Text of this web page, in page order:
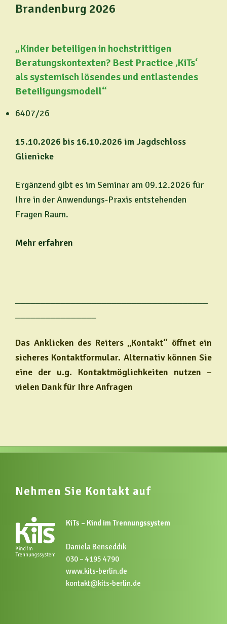
Brandenburg 2026
„Kinder beteiligen in hochstrittigen
Beratungskontexten? Best Practice ‚KiTs‘
als systemisch lösendes und entlastendes
Beteiligungsmodell“
6407/26
15.10.2026 bis 16.10.2026 im Jagdschloss
Glienicke
Ergänzend gibt es im Seminar am 09.12.2026 für
Ihre in der Anwendungs-Praxis entstehenden
Fragen Raum.
Mehr erfahren
Das Anklicken des Reiters „Kontakt“ öffnet ein
sicheres Kontaktformular. Alternativ können Sie
eine deru.g. Kontaktmöglichkeiten nutzen –
vielen Dank für Ihre Anfragen
Nehmen Sie Kontakt auf
KiTs – Kind im Trennungssystem
Daniela Benseddik
030 – 4195 4790
www.kits-berlin.de
kontakt@kits-berlin.de